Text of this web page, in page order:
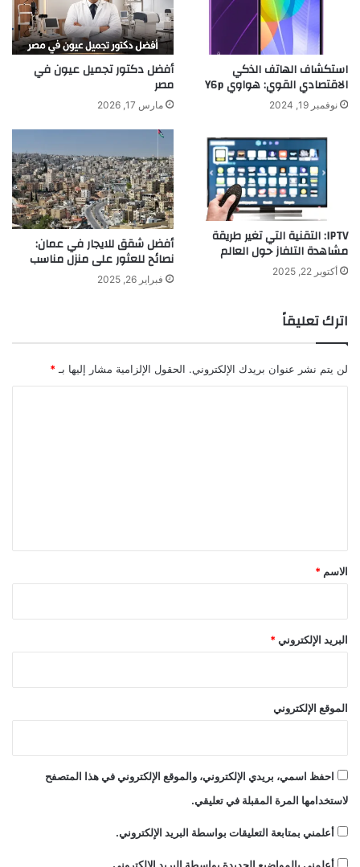
استكشاف الهاتف الذكي
الاقتصادي القوي: هواوي Y6p
نوفمبر 19, 2024
أفضل دكتور تجميل عيون في
مصر
مارس 17, 2026
IPTV: التقنية التي تغير طريقة
مشاهدة التلفاز حول العالم
أكتوبر 22, 2025
أفضل شقق للايجار في عمان:
نصائح للعثور على منزل مناسب
فبراير 26, 2025
اترك تعليقاً
لن يتم نشر عنوان بريدك الإلكتروني. الحقول الإلزامية مشار إليها بـ *
*
الاسم *
البريد الإلكتروني *
الموقع الإلكتروني
احفظ اسمي، بريدي الإلكتروني، والموقع الإلكتروني في هذا المتصفح
لاستخدامها المرة المقبلة في تعليقي.
أعلمني بمتابعة التعليقات بواسطة البريد الإلكتروني.